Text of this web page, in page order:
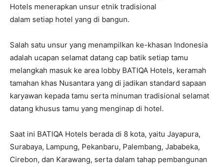
Hotels menerapkan unsur etnik tradisional
dalam setiap hotel yang di bangun.
Salah satu unsur yang menampilkan ke-khasan Indonesia
adalah ucapan selamat datang cap batik setiap tamu
melangkah masuk ke area lobby BATIQA Hotels, keramah
tamahan khas Nusantara yang di jadikan standard sapaan
karyawan kepada tamu serta minuman tradisional selamat
datang khusus tamu yang menginap di hotel.
Saat ini BATIQA Hotels berada di 8 kota, yaitu Jayapura,
Surabaya, Lampung, Pekanbaru, Palembang, Jababeka,
Cirebon, dan Karawang, serta dalam tahap pembangunan